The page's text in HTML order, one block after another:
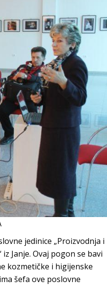
jedinice „Proizvodnja i
Janje. Ovaj pogon se bavi
kozmetičke i higijenske
šefa ove poslovne